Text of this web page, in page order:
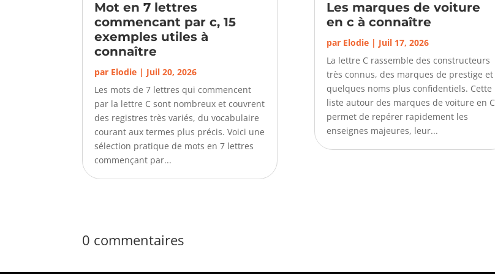
Mot en 7 lettres
commencant par c, 15
exemples utiles à
connaître
par Elodie | Juil 20, 2026
Les mots de 7 lettres qui commencent
par la lettre C sont nombreux et couvrent
des registres très variés, du vocabulaire
courant aux termes plus précis. Voici une
sélection pratique de mots en 7 lettres
commençant par...
Les marques de voiture
en c à connaître
par Elodie| Juil 17, 2026
La lettre C rassemble des constructeurs
très connus, des marques de prestige et
quelques noms plus confidentiels. Cette
liste autour des marques de voiture en C
permet de repérer rapidement les
enseignes majeures, leur...
0 commentaires